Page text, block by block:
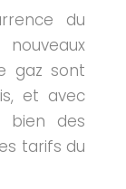
du
gaz sont
et avec
bien des
tarifs du